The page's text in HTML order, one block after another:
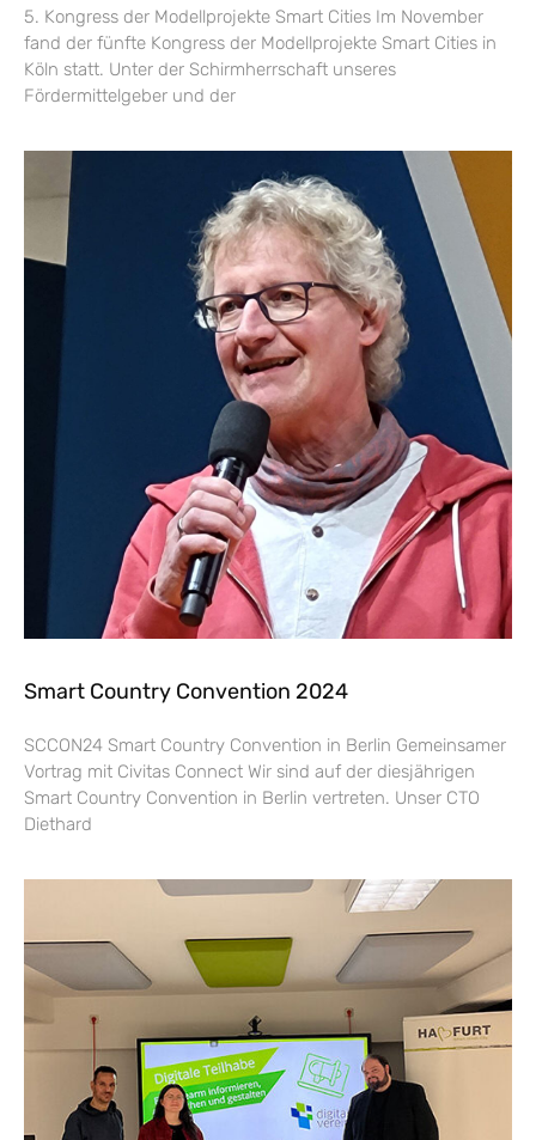
5. Kongress der Modellprojekte Smart Cities Im November
fand der fünfte Kongress der Modellprojekte Smart Cities in
Köln statt. Unter der Schirmherrschaft unseres
Fördermittelgeber und der
Smart Country Convention 2024
SCCON24 Smart Country Convention in Berlin Gemeinsamer
Vortrag mit Civitas Connect Wir sind auf der diesjährigen
Smart Country Convention in Berlin vertreten. Unser CTO
Diethard